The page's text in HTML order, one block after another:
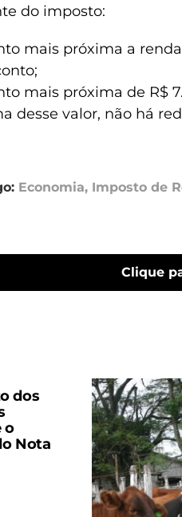
do imposto:
mais próxima a
mais próxima de R$
desse valor, não há
Economia, Imposto de
Clique
dos
o
Nota